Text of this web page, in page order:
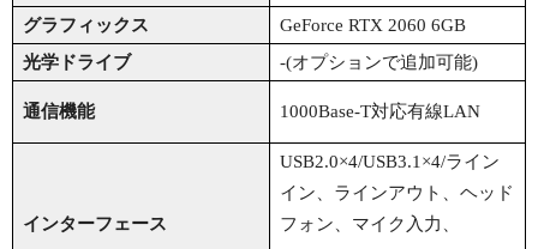
グラフィックス
GeForce RTX 2060 6GB
光学ドライブ
-(オプションで追加可能)
通信機能 1000Base-T対応有線LAN
インターフェース
USB2.0×4/USB3.1×4/ライン
イン、ラインアウト、ヘッド
フォン、マイク入力、